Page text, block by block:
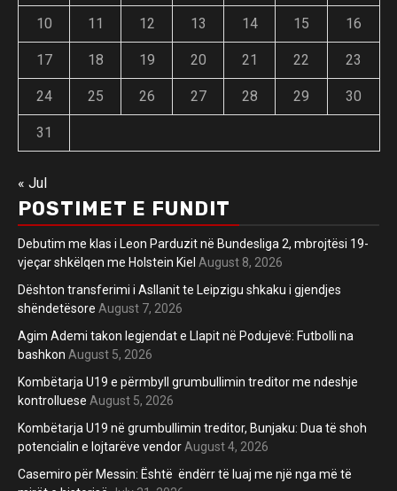
10 11 12 13 14 15 16
17 18 19 20 21 22 23
24 25 26 27 28 29 30
31
« Jul
POSTIMET E FUNDIT
Debutim me klas i Leon Parduzit në Bundesliga 2, mbrojtësi 19-
vjeçar shkëlqen me Holstein Kiel August 8, 2026
Dështon transferimi i Asllanit te Leipzigu shkaku i gjendjes
shëndetësore August 7, 2026
Agim Ademi takon legjendat e Llapit në Podujevë: Futbolli na
bashkon August 5, 2026
Kombëtarja U19 e përmbyll grumbullimin treditor me ndeshje
kontrolluese August 5, 2026
Kombëtarja U19 në grumbullimin treditor, Bunjaku: Dua të shoh
potencialin e lojtarëve vendorAugust 4, 2026
Casemiro për Messin: Është ëndërr të luaj me një nga më të